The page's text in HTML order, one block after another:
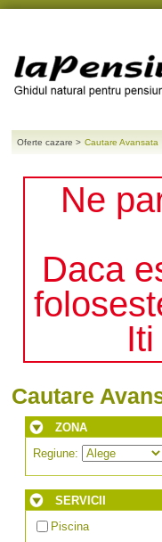
Oferte cazare > Cautare Avansata
Ne
Daca
Cautare
ZONA
Regiune:
SERVICII
Piscina